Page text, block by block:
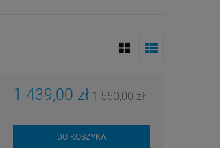
1 439,00 zł 1 550,00 zł
DO KOSZYKA